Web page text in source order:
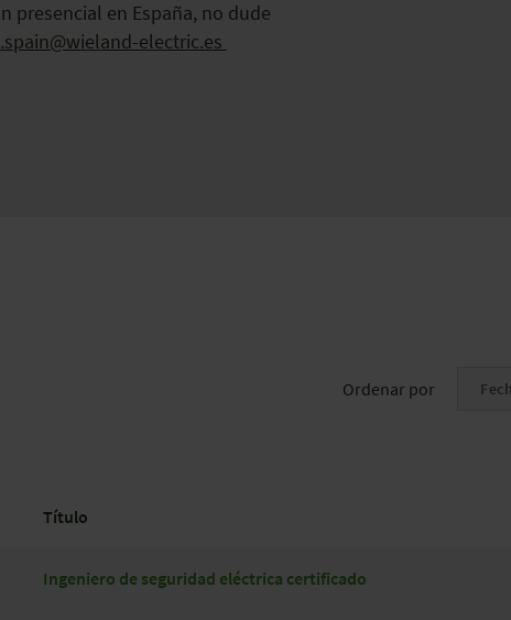
presencial en España, no dude
electric.es
Ordenar por
Título
Ingeniero de seguridad eléctrica certificado